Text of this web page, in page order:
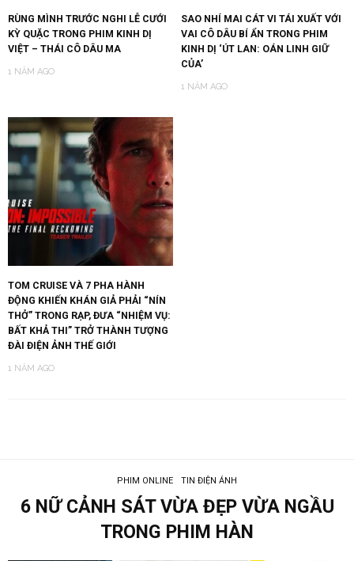
RÙNG MÌNH TRƯỚC NGHI LỄ CƯỚI
KỲ QUẶC TRONG PHIM KINH DỊ
VIỆT – THÁI CÔ DÂU MA
1 NĂM AGO
SAO NHÍ MAI CÁT VI TÁI XUẤT VỚI
VAI CÔ DÂU BÍ ẨN TRONG PHIM
KINH DỊ ‘ÚT LAN: OÁN LINH GIỮ
CỦA’
1 NĂM AGO
TOM CRUISE VÀ 7 PHA HÀNH
ĐỘNG KHIẾN KHÁN GIẢ PHẢI “NÍN
THỞ” TRONG RẠP, ĐƯA “NHIỆM VỤ:
BẤT KHẢ THI” TRỞ THÀNH TƯỢNG
ĐÀI ĐIỆN ẢNH THẾ GIỚI
1 NĂM AGO
PHIM ONLINE TIN ĐIỆN ẢNH
6 NỮ CẢNH SÁT VỪA ĐẸP VỪA NGẦU
TRONG PHIM HÀN